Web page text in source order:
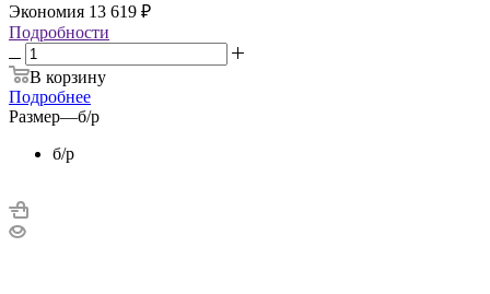
Экономия 13 619 ₽
Подробности
В корзину
Подробнее
Размер—б/р
б/р